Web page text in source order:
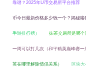
靠谱？2025年U币交易所平台推荐
币今日最新价格多少钱一个？揭秘猪
手游排行榜） 抹茶交易所是哪
一周可以打几次（和平精英巅峰赛一
英在哪里解除情侣关系） 区块